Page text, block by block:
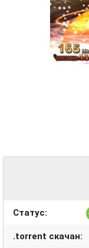
Статус:
.torrent скачан: